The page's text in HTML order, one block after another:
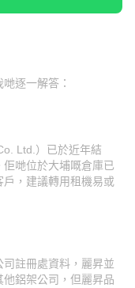
逐一解答：
Ltd.）已於近年結
哋位於大埔嘅倉庫已
，建議轉用租機易或
註冊處資料，麗昇並
鋁架公司，但麗昇品